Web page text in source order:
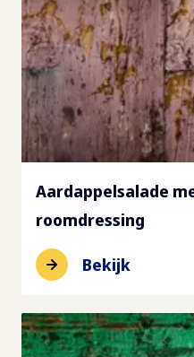
Aardappelsalade
roomdressing
Bekijk